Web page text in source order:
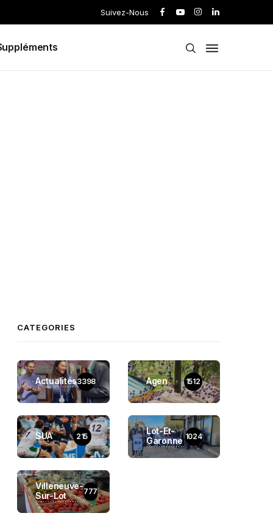
Suivez-Nous
CATEGORIES
Actualités3398 Agen 1512
SUA 215
Lot-Et-
Garonne 1024
Villeneuve-
Sur-Lot
777